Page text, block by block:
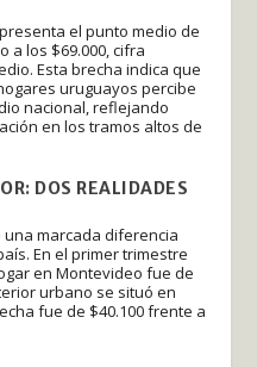
el punto medio de
a los $69.000, cifra
Esta brecha indica que
uruguayos percibe
nacional, reflejando
en los tramos altos de
DOS REALIDADES
marcada diferencia
En el primer trimestre
en Montevideo fue de
urbano se situó en
fue de $40.100 frente a